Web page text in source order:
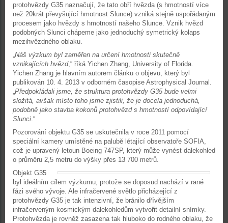
protohvězdy G35 naznačují, že tato obří hvězda (s hmotností více
než 20krát převyšující hmotnost Slunce) vzniká stejně uspořádaným
procesem jako hvězdy s hmotností našeho Slunce. Vznik hvězd
podobných Slunci chápeme jako jednoduchý symetrický kolaps
mezihvězdného oblaku.
„Náš výzkum byl zaměřen na určení hmotnosti skutečně
vznikajících hvězd,“ říká Yichen Zhang, University of Florida.
Yichen Zhang je hlavním autorem článku o objevu, který byl
publikován 10. 4. 2013 v odborném časopise Astrophysical Journal.
„Předpokládali jsme, že struktura protohvězdy G35 bude velmi
složitá, avšak místo toho jsme zjistili, že je docela jednoduchá,
podobně jako stavba kokonů protohvězd s hmotností odpovídající
Slunci.“
Pozorování objektu G35 se uskutečnila v roce 2011 pomocí
speciální kamery umístěné na palubě létající observatoře SOFIA,
což je upravený letoun Boeing 747SP, který může vynést dalekohled
o průměru 2,5 metru do výšky přes 13 700 metrů.
Objekt G35
byl ideálním cílem výzkumu, protože se doposud nachází v rané
fázi svého vývoje. Ale infračervené světlo přicházející z
protohvězdy G35 je tak intenzivní, že bránilo dřívějším
infračerveným kosmickým dalekohledům vytvořit detailní snímky.
Protohvězda je rovněž zasazena tak hluboko do rodného oblaku, že